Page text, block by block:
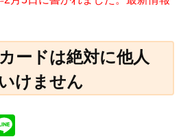
ードは絶対に他人
けません